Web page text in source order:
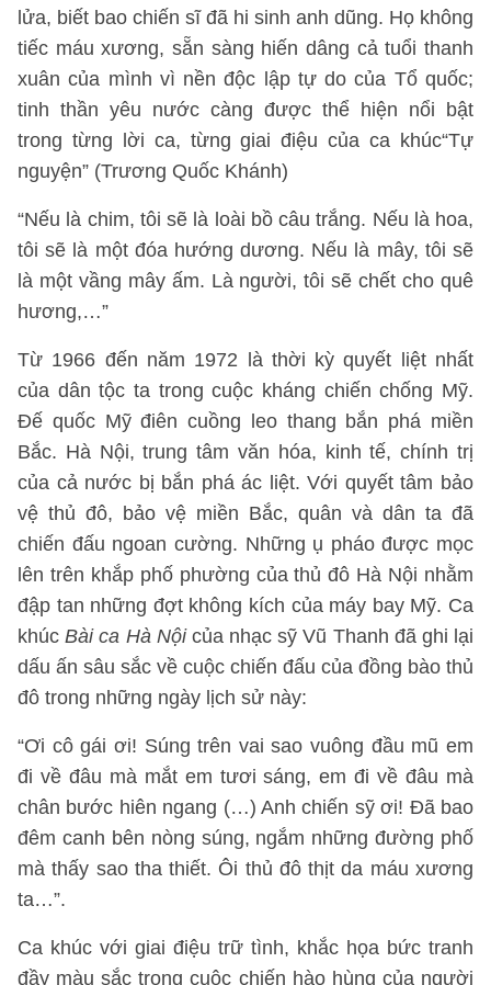
lửa, biết bao chiến sĩ đã hi sinh anh dũng. Họ không
tiếc máu xương, sẵn sàng hiến dâng cả tuổi thanh
xuân của mình vì nền độc lập tự do của Tổ quốc;
tinh thần yêu nước càng được thể hiện nổi bật
trong từng lời ca, từng giai điệu của ca khúc“Tự
nguyện” (Trương Quốc Khánh)
“Nếu là chim, tôi sẽ là loài bồ câu trắng. Nếu là hoa,
tôi sẽ là một đóa hướng dương. Nếu là mây, tôi sẽ
là một vầng mây ấm. Là người, tôi sẽ chết cho quê
hương,…”
Từ 1966 đến năm 1972 là thời kỳ quyết liệt nhất
của dân tộc ta trong cuộc kháng chiến chống Mỹ.
Đế quốc Mỹ điên cuồng leo thang bắn phá miền
Bắc. Hà Nội, trung tâm văn hóa, kinh tế, chính trị
của cả nước bị bắn phá ác liệt. Với quyết tâm bảo
vệ thủ đô, bảo vệ miền Bắc, quân và dân ta đã
chiến đấu ngoan cường. Những ụ pháo được mọc
lên trên khắp phố phường của thủ đô Hà Nội nhằm
đập tan những đợt không kích của máy bay Mỹ. Ca
khúcBài ca Hà Nội của nhạc sỹ Vũ Thanh đã ghi lại
dấu ấn sâu sắc về cuộc chiến đấu của đồng bào thủ
đô trong những ngày lịch sử này:
“Ơi cô gái ơi! Súng trên vai sao vuông đầu mũ em
đi về đâu mà mắt em tươi sáng, em đi về đâu mà
chân bước hiên ngang (…) Anh chiến sỹ ơi! Đã bao
đêm canh bên nòng súng, ngắm những đường phố
mà thấy sao tha thiết. Ôi thủ đô thịt da máu xương
ta…”.
Ca khúc với giai điệu trữ tình, khắc họa bức tranh
đầy màu sắc trong cuộc chiến hào hùng của người